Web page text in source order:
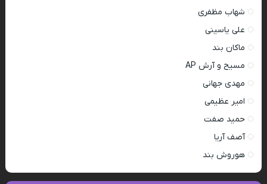
شهاب مظفری
علی یاسینی
ماکان بند
مسیح و آرش AP
مهدی جهانی
امیر عظیمی
حمید صفت
آصف آریا
هوروش بند